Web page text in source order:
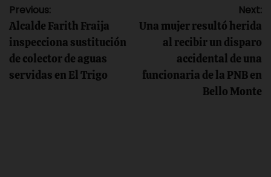
Navegación
de
entradas
Previous:
Alcalde Farith Fraija
inspecciona sustitución
de colector de aguas
servidas en El Trigo
Next:
Una mujer resultó herida
al recibir un disparo
accidental de una
funcionaria de la PNB en
Bello Monte